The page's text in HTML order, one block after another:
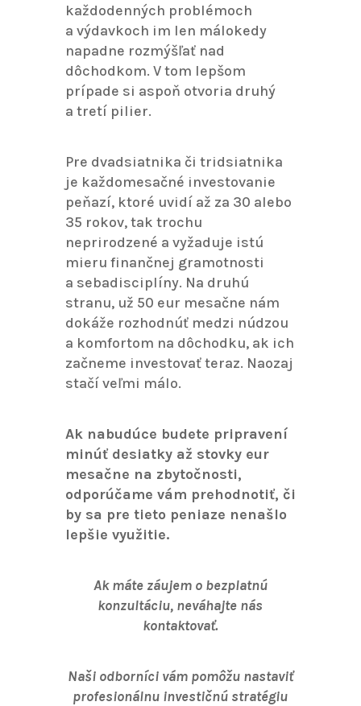
každodenných problémoch
a výdavkoch im len málokedy
napadne rozmýšľať nad
dôchodkom. V tom lepšom
prípade si aspoň otvoria druhý
a tretí pilier.
Pre dvadsiatnika či tridsiatnika
je každomesačné investovanie
peňazí, ktoré uvidí až za 30 alebo
35 rokov, tak trochu
neprirodzené a vyžaduje istú
mieru finančnej gramotnosti
a sebadisciplíny. Na druhú
stranu, už 50 eur mesačne nám
dokáže rozhodnúť medzi núdzou
a komfortom na dôchodku, ak ich
začneme investovať teraz. Naozaj
stačí veľmi málo.
Ak nabudúce budete pripravení
minúť desiatky až stovky eur
mesačne na zbytočnosti,
odporúčame vám prehodnotiť, či
by sa pre tieto peniaze nenašlo
lepšie využitie.
Ak máte záujem o bezplatnú
konzultáciu, neváhajte nás
kontaktovať.
Naši odborníci vám pomôžu nastaviť
profesionálnu investičnú stratégiu